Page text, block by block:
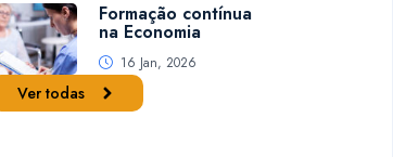
Formação contínua
na Economia
16 Jan, 2026
Ver todas